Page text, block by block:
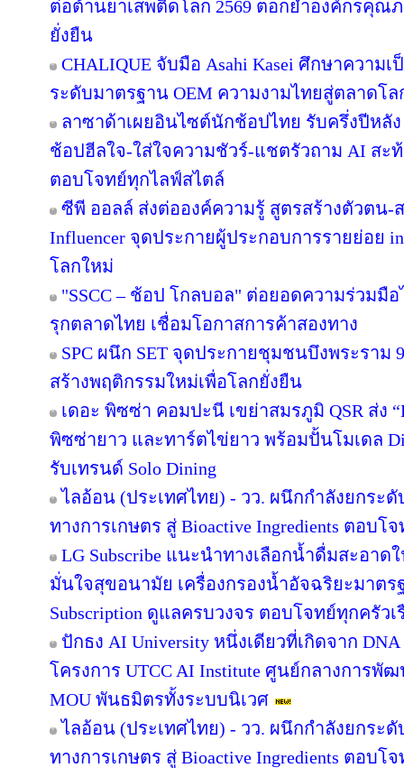
ต่อต้านยาเสพติดโลก 2569 ตอกย้ำองค์กรคุณ
ยั่งยืน
CHALIQUE จับมือ Asahi Kasei ศึกษาควา
ระดับมาตรฐาน OEM ความงามไทยสู่ตลาดโล
ลาซาด้าเผยอินไซต์นักช้อปไทย รับครึ่งปีหลัง
ช้อปฮีลใจ-ใส่ใจความชัวร์-แชตรัวถาม AI ส
ตอบโจทย์ทุกไลฟ์สไตล์
ซีพี ออลล์ ส่งต่อองค์ความรู้ สูตรสร้างตัวตน-
Influencer จุดประกายผู้ประกอบการรายย่อย
โลกใหม่
"SSCC – ช้อป โกลบอล" ต่อยอดความร่วมมื
รุกตลาดไทย เชื่อมโอกาสการค้าสองทาง
SPC ผนึก SET จุดประกายชุมชนบึงพระรา
สร้างพฤติกรรมใหม่เพื่อโลกยั่งยืน
เดอะ พิซซ่า คอมปะนี เขย่าสมรภูมิ QSR ส่ง
พิซซ่ายาว และทาร์ตไข่ยาว พร้อมปั้นโมเดล
รับเทรนด์ Solo Dining
ไลอ้อน (ประเทศไทย) - วว. ผนึกกำลังยกระ
ทางการเกษตร สู่ Bioactive Ingredients ตอบโ
LG Subscribe แนะนำทางเลือกน้ำดื่มสะอา
มั่นใจสุขอนามัย เครื่องกรองน้ำอัจฉริยะมาต
Subscription ดูแลครบวงจร ตอบโจทย์ทุกครัวเ
ปักธง AI University หนึ่งเดียวที่เกิดจาก
โครงการ UTCC AI Institute ศูนย์กลางการพั
MOU พันธมิตรทั้งระบบนิเวศ
ไลอ้อน (ประเทศไทย) - วว. ผนึกกำลังยกระ
ทางการเกษตร สู่ Bioactive Ingredients ตอบโ